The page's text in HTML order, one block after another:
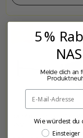
5 %
Melde dich an
Email
Wie würdest du
Wie würdest
Einsteiger